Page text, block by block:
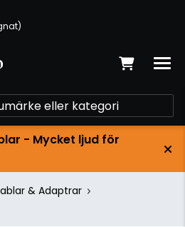
- Mycket ljud för
& Adaptrar